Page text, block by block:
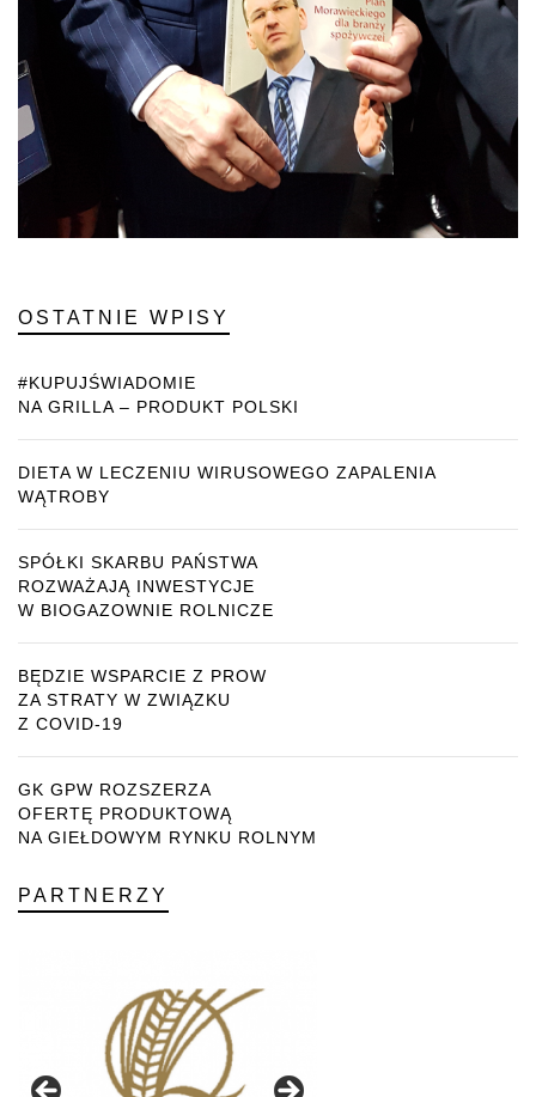
OSTATNIE WPISY
#KUPUJŚWIADOMIE
NA GRILLA – PRODUKT POLSKI
DIETA W LECZENIU WIRUSOWEGO ZAPALENIA
WĄTROBY
SPÓŁKI SKARBU PAŃSTWA
ROZWAŻAJĄ INWESTYCJE
W BIOGAZOWNIE ROLNICZE
BĘDZIE WSPARCIE Z PROW
ZA STRATY W ZWIĄZKU
Z COVID-19
GK GPW ROZSZERZA
OFERTĘ PRODUKTOWĄ
NA GIEŁDOWYM RYNKU ROLNYM
PARTNERZY